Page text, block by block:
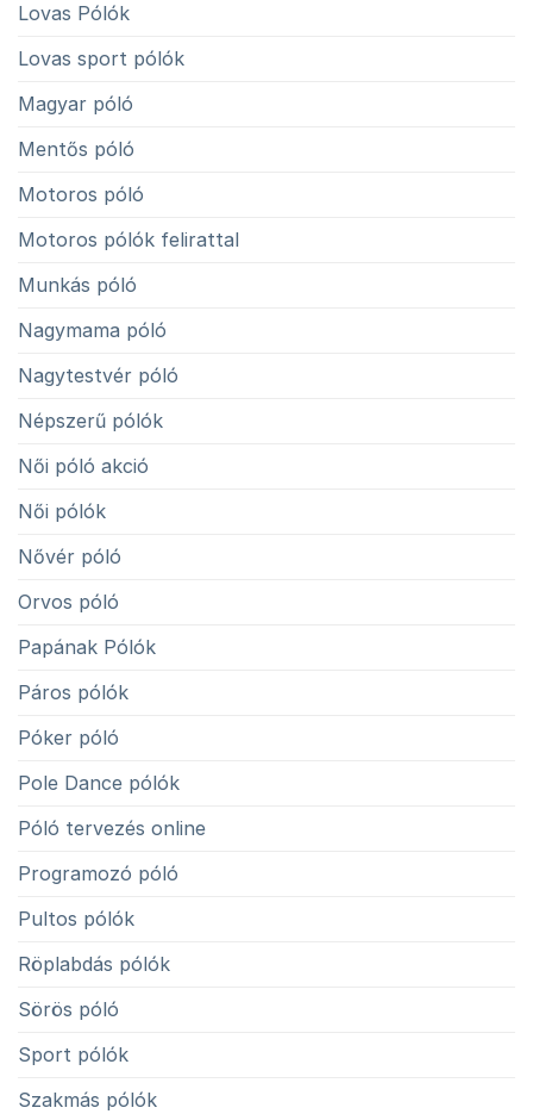
Lovas Pólók
Lovas sport pólók
Magyar póló
Mentős póló
Motoros póló
Motoros pólók felirattal
Munkás póló
Nagymama póló
Nagytestvér póló
Népszerű pólók
Női póló akció
Női pólók
Nővér póló
Orvos póló
Papának Pólók
Páros pólók
Póker póló
Pole Dance pólók
Póló tervezés online
Programozó póló
Pultos pólók
Röplabdás pólók
Sörös póló
Sport pólók
Szakmás pólók